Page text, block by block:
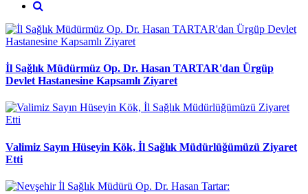
İl Sağlık Müdürmüz Op. Dr. Hasan TARTAR'dan Ürgüp
Devlet Hastanesine Kapsamlı Ziyaret
Valimiz Sayın Hüseyin Kök, İl Sağlık Müdürlüğümüzü Ziyaret
Etti